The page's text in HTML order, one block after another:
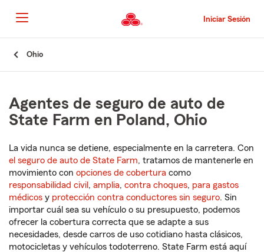
al
contenido
principal
Iniciar Sesión
Ohio
Agentes de seguro de auto de
State Farm en Poland, Ohio
La vida nunca se detiene, especialmente en la carretera. Con
el seguro de auto de State Farm, tratamos de mantenerle en
movimiento con opciones de cobertura como
responsabilidad civil , amplia, contra choques, para gastos
médicos y protección contra conductores sin seguro. Sin
importar cuál sea su vehículo o su presupuesto, podemos
ofrecer la cobertura correcta que se adapte a sus
necesidades, desde carros de uso cotidiano hasta clásicos,
motocicletas y vehículos todoterreno. State Farm está aquí